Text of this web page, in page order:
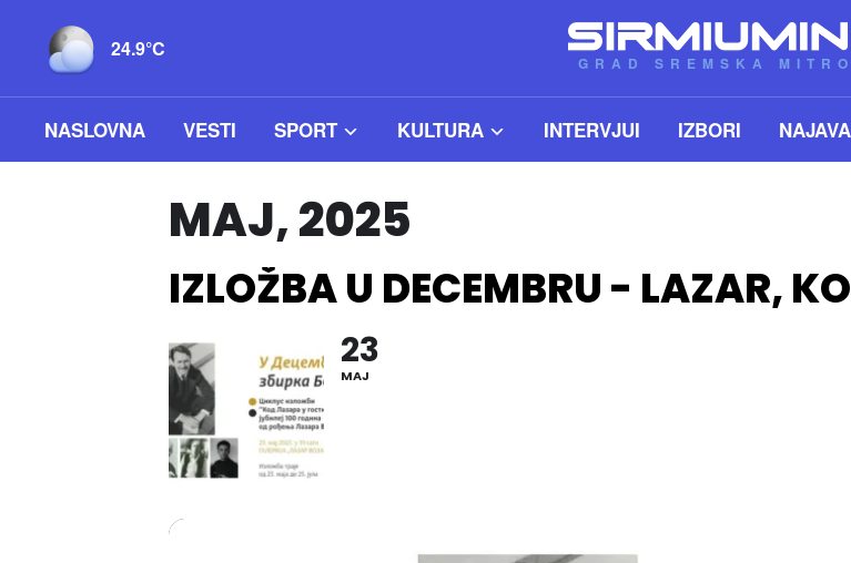
24.9°C
GRAD SREMSKA
NASLOVNA VESTI SPORT KULTURA INTERVJUI IZBORI
MAJ, 2025
IZLOŽBA U DECEMBRU - LAZAR,
23
MAJ